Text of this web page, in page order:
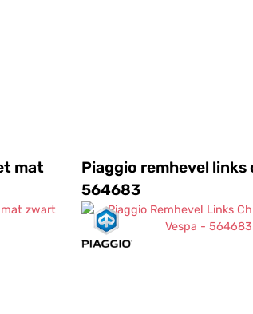
mat
Piaggio remhevel links
564683